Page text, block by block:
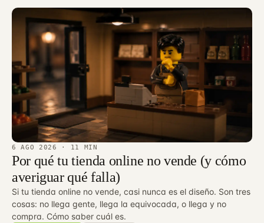
6 AGO 2026 · 11 MIN
Por qué tu tienda online no vende (y cómo
averiguar qué falla)
Si tu tienda online no vende, casi nunca es el diseño. Son tres
cosas: no llega gente, llega la equivocada, o llega y no
compra. Cómo saber cuál es.